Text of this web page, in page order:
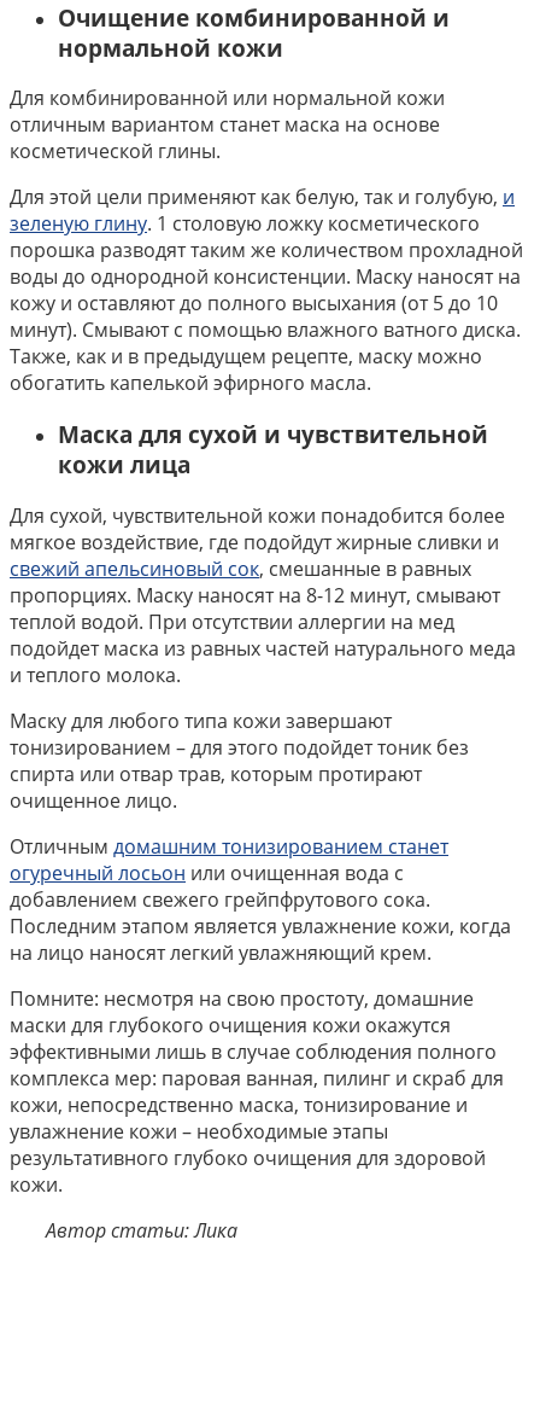
Очищение комбинированной и
нормальной кожи
Для комбинированной или нормальной кожи
отличным вариантом станет маска на основе
косметической глины.
Для этой цели применяют как белую, так и голубую, и
зеленую глину. 1 столовую ложку косметического
порошка разводят таким же количеством прохладной
воды до однородной консистенции. Маску наносят на
кожу и оставляют до полного высыхания (от 5 до 10
минут). Смывают с помощью влажного ватного диска.
Также, как и в предыдущем рецепте, маску можно
обогатить капелькой эфирного масла.
Маска для сухой и чувствительной
кожи лица
Для сухой, чувствительной кожи понадобится более
мягкое воздействие, где подойдут жирные сливки и
свежий апельсиновый сок, смешанные в равных
пропорциях. Маску наносят на 8-12 минут, смывают
теплой водой. При отсутствии аллергии на мед
подойдет маска из равных частей натурального меда
и теплого молока.
Маску для любого типа кожи завершают
тонизированием – для этого подойдет тоник без
спирта или отвар трав, которым протирают
очищенное лицо.
Отличным домашним тонизированием станет
огуречный лосьон или очищенная вода с
добавлением свежего грейпфрутового сока.
Последним этапом является увлажнение кожи, когда
на лицо наносят легкий увлажняющий крем.
Помните: несмотря на свою простоту, домашние
маски для глубокого очищения кожи окажутся
эффективными лишь в случае соблюдения полного
комплекса мер: паровая ванная, пилинг и скраб для
кожи, непосредственно маска, тонизирование и
увлажнение кожи – необходимые этапы
результативного глубоко очищения для здоровой
кожи.
Автор статьи: Лика